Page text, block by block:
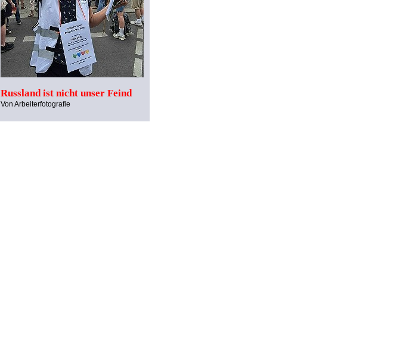
Russland ist nicht unser Feind
Von Arbeiterfotografie